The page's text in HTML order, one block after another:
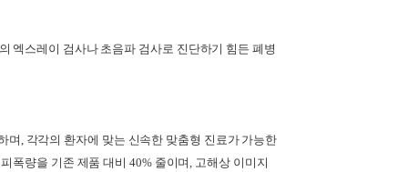
엑스레이 검사나 초음파 검사로 진단하기 힘든 폐병
며, 각각의 환자에 맞는 신속한 맞춤형 진료가 가능한
폭량을 기존 제품 대비 40% 줄이며, 고해상 이미지